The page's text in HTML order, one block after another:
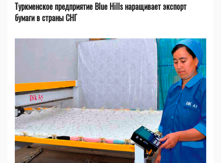
Туркменское предприятие Blue Hills наращивает экспорт
бумаги в страны СНГ